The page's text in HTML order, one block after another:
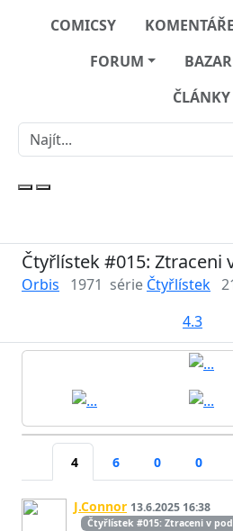
COMICSY KOMENTÁŘE
FORUM
BAZAR
ČLÁNKY
Čtyřlístek #015: Ztraceni
Orbis 1971 série Čtyřlístek
4.3
4 6 0 0
J.Connor 13.6.2025 16:38
Čtyřlístek #015: Ztraceni v